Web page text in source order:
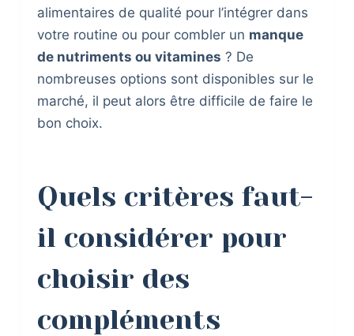
alimentaires de qualité pour l’intégrer dans
votre routine ou pour combler un manque
de nutriments ou vitamines ? De
nombreuses options sont disponibles sur le
marché, il peut alors être difficile de faire le
bon choix.
Quels critères faut-
il considérer pour
choisir des
compléments